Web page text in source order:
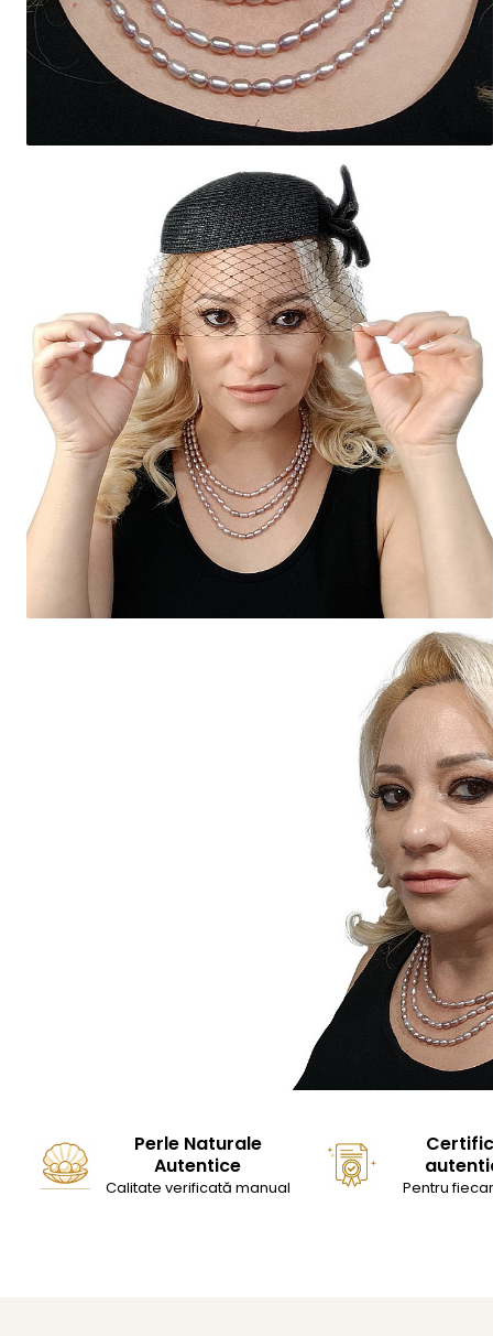
Seturi Perle cu Argint
Brățări cu Perle
Pandantive cu Perle
Perle Naturale
Autentice
Calitate verificată manual Pentru